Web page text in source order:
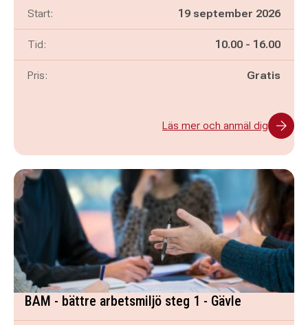
Start: 19 september 2026
Tid: Pågår mellan
10.00 - och
16.00
Pris: Gratis
Läs mer och anmäl dig
BAM - bättre arbetsmiljö steg 1 - Gävle